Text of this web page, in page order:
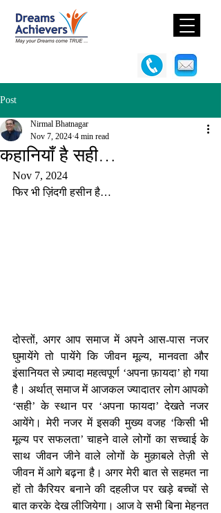
Post
कहानियाँ है सही…
Nirmal Bhatnagar
Nov 7, 2024 4 min read
Nov 7, 2024
फिर भी ज़िंदगी हसीन है…
दोस्तों, अगर आप समाज में अपने आस-पास नजर
घुमायेंगे तो पायेंगे कि जीवन मूल्य, मानवता और
इंसानियत से ज़्यादा महत्वपूर्ण ‘अपना फ़ायदा’ हो गया
है। अर्थात् समाज में आजकल ज्यादातर लोग आपको
‘सही’ के स्थान पर ‘अपना फायदा’ देखते नजर
आयेंगे। मेरी नजर में इसकी मुख्य वजह ‘किसी भी
मूल्य पर सफलता’ चाहने वाले लोगों का सच्चाई के
साथ जीवन जीने वाले लोगों के मुक़ाबले तेज़ी से
जीवन में आगे बढ़ना है। अगर मेरी बात से सहमत ना
हों तो कैरियर बनाने की दहलीज पर खड़े बच्चों से
बात करके देख लीजियेगा। आज वे सभी बिना मेहनत